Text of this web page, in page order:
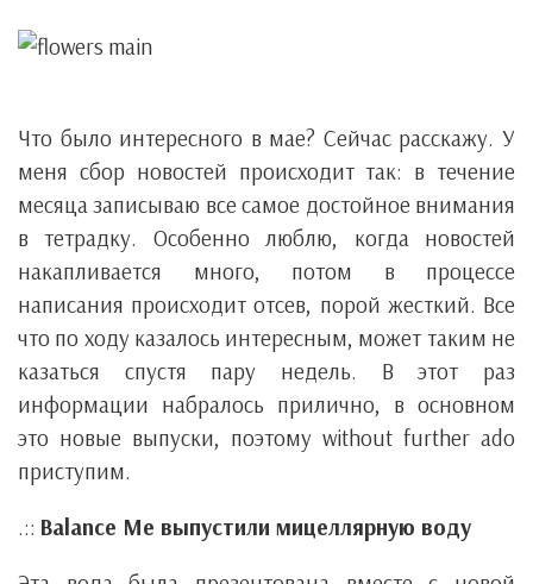
Что было интересного в мае? Сейчас расскажу. У
меня сбор новостей происходит так: в течение
месяца записываю все самое достойное внимания
в тетрадку. Особенно люблю, когда новостей
накапливается много, потом в процессе
написания происходит отсев, порой жесткий. Все
что по ходу казалось интересным, может таким не
казаться спустя пару недель. В этот раз
информации набралось прилично, в основном
это новые выпуски, поэтому without further ado
приступим.
.:: Balance Me выпустили мицеллярную воду